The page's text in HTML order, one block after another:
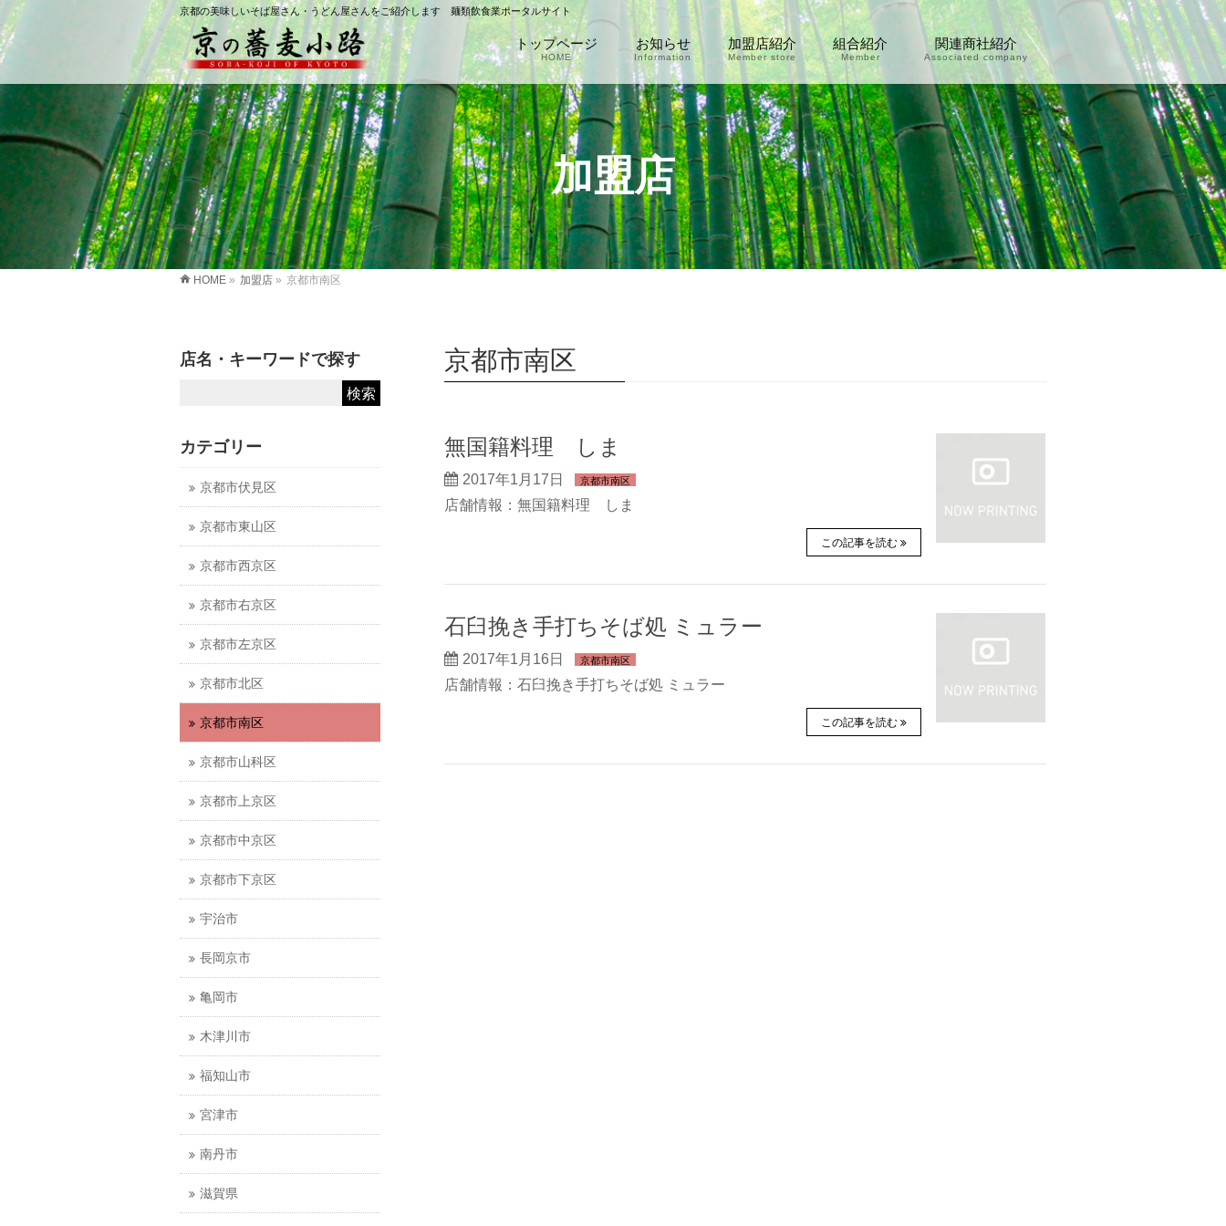
京都の美味しいそば屋さん・うどん屋さんをご紹介します 麺類飲食業ポータルサイト
トップページ
HOME
お知らせ
Information
加盟店紹介
Member store
組合紹介
Member
関連商社紹介
Associated company
加盟店
HOME » 加盟店 » 京都市南区
京都市南区
無国籍料理 しま
2017年1月17日 京都市南区
店舗情報：無国籍料理 しま
この記事を読む
石臼挽き手打ちそば処 ミュラー
2017年1月16日 京都市南区
店舗情報：石臼挽き手打ちそば処 ミュラー
この記事を読む
店名・キーワードで探す
カテゴリー
京都市伏見区
京都市東山区
京都市西京区
京都市右京区
京都市左京区
京都市北区
京都市南区
京都市山科区
京都市上京区
京都市中京区
京都市下京区
宇治市
長岡京市
亀岡市
木津川市
福知山市
宮津市
南丹市
滋賀県